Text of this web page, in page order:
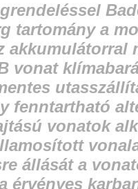
tartomány a
akkumulátorral
vonat
fenntartható
vonatok
állását a
érvényes